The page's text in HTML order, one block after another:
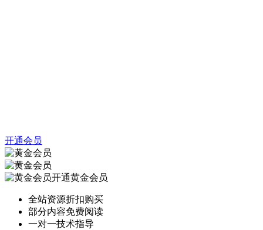
开通会员
开通黄金会员
全站资源折扣购买
部分内容免费阅读
一对一技术指导